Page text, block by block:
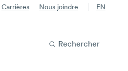
Carrières Nous joindre EN
Rechercher